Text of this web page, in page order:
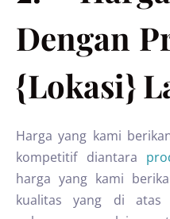
Dengan
{Lokasi}
Harga yang kami
kompetitif diantara
harga yang kami
kualitas yang di